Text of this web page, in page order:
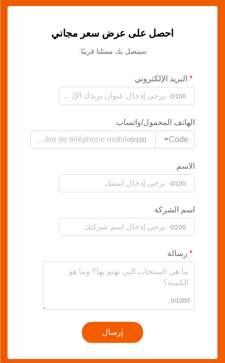
احصل على عرض سعر مجاني
سيتصل بك ممثلنا قريبًا.
البريد الإلكتروني
0/100
الهاتف المحمول/واتساب
Code
0/100
الاسم
0/100
اسم الشركة
0/200
رسالة
0/1000
إرسال